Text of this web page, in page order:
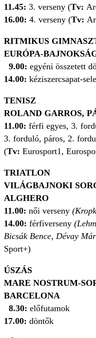
11.45: 3. verseny (Tv:
16.00: 4. verseny (Tv:
RITMIKUS
EURÓPA-
9.00: egyéni összetett
14.00: kéziszercsapat-
TENISZ
ROLAND GARROS,
11.00: férfi egyes, 3.
3. forduló, páros, 2.
(Tv: Eurosport1,
TRIATLON
VILÁGBAJNOKI
ALGHERO
11.00: női verseny
14.00: férfiverseny
Bicsák Bence, Dévay
Sport+)
ÚSZÁS
MARE NOSTRUM-
BARCELONA
8.30: előfutamok
17.00: döntők